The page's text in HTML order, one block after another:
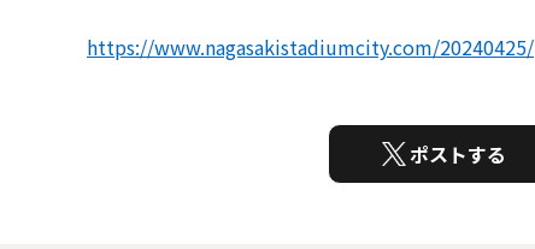
https://www.nagasakistadiumcity.com/20240425/
ポストする